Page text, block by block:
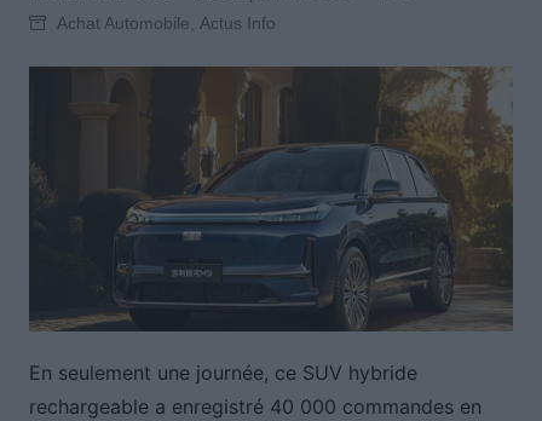
Achat Automobile, Actus Info
En seulement une journée, ce SUV hybride
rechargeable a enregistré 40 000 commandes en